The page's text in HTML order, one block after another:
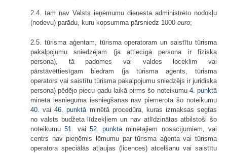
2.4. tam nav Valsts ieņēmumu dienesta administrēto nodokļu
(nodevu) parādu, kuru kopsumma pārsniedz 1000 euro;
2.5. tūrisma aģentam, tūrisma operatoram un saistītu tūrisma
pakalpojumu sniedzējam (ja attiecīgā persona ir fiziska
persona), tā padomes vai valdes loceklim vai
pārstāvēttiesīgam biedram (ja tūrisma aģents, tūrisma
operators vai saistītu tūrisma pakalpojumu sniedzējs ir juridiska
persona) pēdējo piecu gadu laikā pirms šo noteikumu 4. punktā
minētā iesnieguma iesniegšanas nav piemērota šo noteikumu
40.
vai46. punktā minētā procedūra, kuras izmaksas segtas
no valsts budžeta līdzekļiem un nav atlīdzinātas atbilstoši šo
noteikumu51. vai 52. punktā minētajiem nosacījumiem, vai
centrs nav pieņēmis lēmumu par tūrisma aģenta vai tūrisma
operatora speciālās atļaujas (licences) atcelšanu vai saistītu